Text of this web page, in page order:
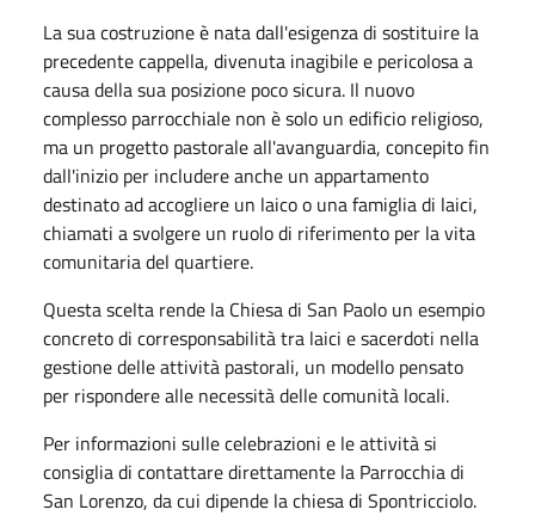
La sua costruzione è nata dall'esigenza di sostituire la
precedente cappella, divenuta inagibile e pericolosa a
causa della sua posizione poco sicura. Il nuovo
complesso parrocchiale non è solo un edificio religioso,
ma un progetto pastorale all'avanguardia, concepito fin
dall'inizio per includere anche un appartamento
destinato ad accogliere un laico o una famiglia di laici,
chiamati a svolgere un ruolo di riferimento per la vita
comunitaria del quartiere.
Questa scelta rende la Chiesa di San Paolo un esempio
concreto di corresponsabilità tra laici e sacerdoti nella
gestione delle attività pastorali, un modello pensato
per rispondere alle necessità delle comunità locali.
Per informazioni sulle celebrazioni e le attività si
consiglia di contattare direttamente la Parrocchia di
San Lorenzo, da cui dipende la chiesa di Spontricciolo.